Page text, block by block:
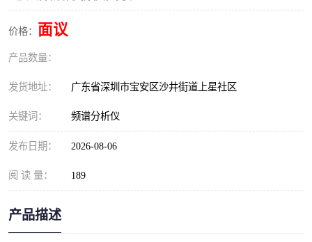
价格： 面议
产品数量：
发货地址： 广东省深圳市宝安区沙井街道上星社区
关键词： 频谱分析仪
发布日期： 2026-08-06
阅 读 量： 189
产品描述